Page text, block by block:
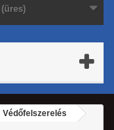
(üres)
Védőfelszerelés